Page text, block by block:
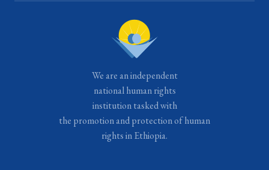
We are an independent
national human rights
institution tasked with
the promotion and protection of human
rights in Ethiopia.